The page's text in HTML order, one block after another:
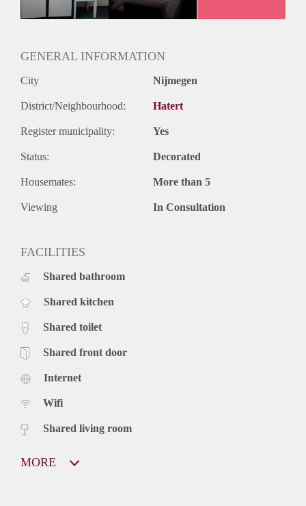
GENERAL INFORMATION
City Nijmegen
District/Neighbourhood: Hatert
Register municipality: Yes
Status: Decorated
Housemates: More than 5
Viewing In Consultation
FACILITIES
Shared bathroom
Shared kitchen
Shared toilet
Shared front door
Internet
Wifi
Shared living room
MORE